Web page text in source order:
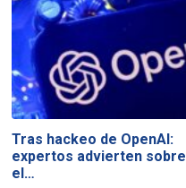
Tras hackeo de OpenAI:
expertos advierten sobre
el…